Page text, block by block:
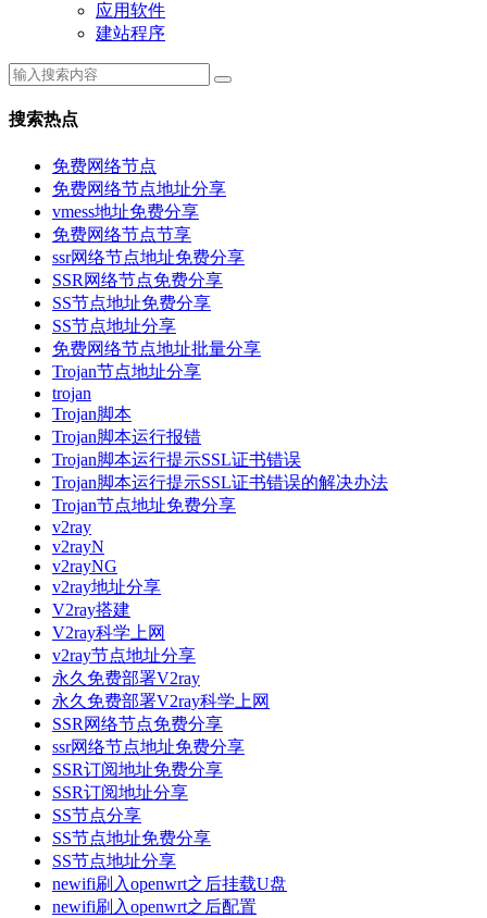
应用软件
建站程序
搜索热点
免费网络节点
免费网络节点地址分享
vmess地址免费分享
免费网络节点节享
ssr网络节点地址免费分享
SSR网络节点免费分享
SS节点地址免费分享
SS节点地址分享
免费网络节点地址批量分享
Trojan节点地址分享
trojan
Trojan脚本
Trojan脚本运行报错
Trojan脚本运行提示SSL证书错误
Trojan脚本运行提示SSL证书错误的解决办法
Trojan节点地址免费分享
v2ray
v2rayN
v2rayNG
v2ray地址分享
V2ray搭建
V2ray科学上网
v2ray节点地址分享
永久免费部署V2ray
永久免费部署V2ray科学上网
SSR网络节点免费分享
ssr网络节点地址免费分享
SSR订阅地址免费分享
SSR订阅地址分享
SS节点分享
SS节点地址免费分享
SS节点地址分享
newifi刷入openwrt之后挂载U盘
newifi刷入openwrt之后配置